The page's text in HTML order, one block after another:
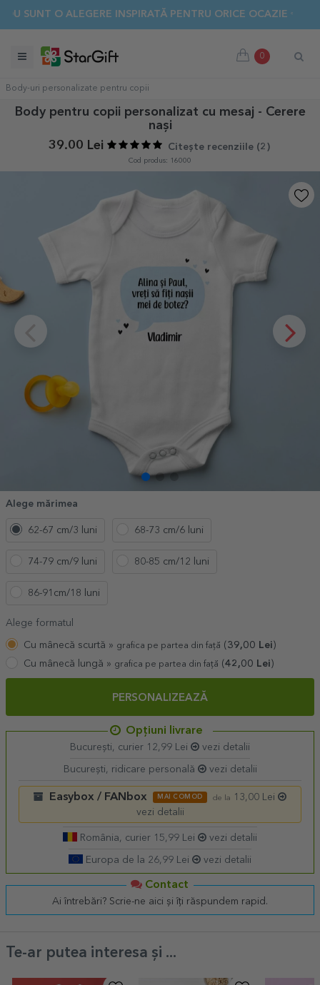
O ALEGERE INSPIRATĂ PENTRU ORICE OCAZIE 👈
0
Body-uri personalizate pentru copii
Body pentru copii personalizat cu mesaj - Cerere
nași
39.00 Lei
Citește recenziile (2 )
Cod produs: 16000
Alege mărimea
62-67 cm/3 luni 68-73 cm/6 luni
74-79 cm/9 luni 80-85 cm/12 luni
86-91cm/18 luni
Alege formatul
Cu mânecă scurtă » grafica pe partea din față ( 39,00 Lei )
Cu mânecă lungă » grafica pe partea din față (42,00 Lei)
PERSONALIZEAZĂ
Opțiuni livrare
București, curier 12,99 Lei vezi detalii
București, ridicare personală vezi detalii
Easybox / FANbox MAI COMOD de la
13,00 Lei
vezi detalii
România, curier 15,99 Lei vezi detalii
Europa de la 26,99 Lei vezi detalii
Contact
Ai întrebări? Scrie-ne aici și îți răspundem rapid.
Te-ar putea interesa și ...